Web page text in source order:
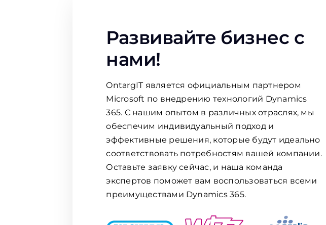
Развивайте бизнес с
нами!
OntargIT является официальным партнером
Microsoft по внедрению технологий Dynamics
365. С нашим опытом в различных отраслях, мы
обеспечим индивидуальный подход и
эффективные решения, которые будут идеально
соответствовать потребностям вашей компании.
Оставьте заявку сейчас, и наша команда
экспертов поможет вам воспользоваться всеми
преимуществами Dynamics 365.